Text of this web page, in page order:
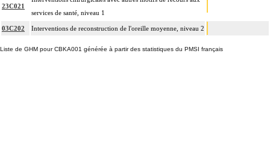
23C021
services de santé, niveau 1
03C202 Interventions de reconstruction de l'oreille moyenne, niveau 2
Liste de GHM pour CBKA001 générée à partir des statistiques du PMSI français